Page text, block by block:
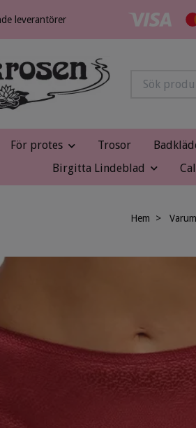
leverantörer
För protes Trosor
Birgitta Lindeblad
Hem